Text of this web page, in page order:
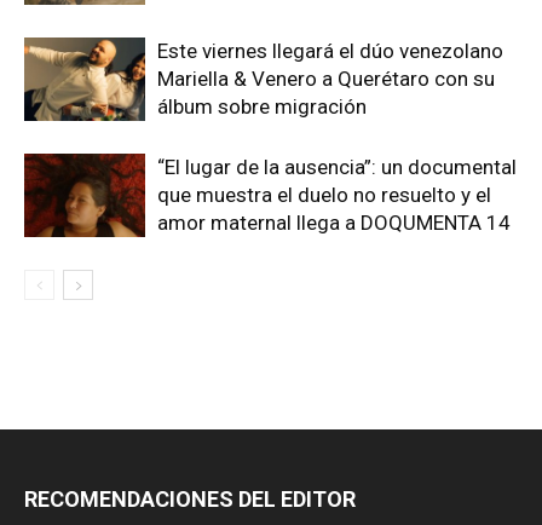
Este viernes llegará el dúo venezolano
Mariella & Venero a Querétaro con su
álbum sobre migración
“El lugar de la ausencia”: un documental
que muestra el duelo no resuelto y el
amor maternal llega a DOQUMENTA 14
RECOMENDACIONES DEL EDITOR